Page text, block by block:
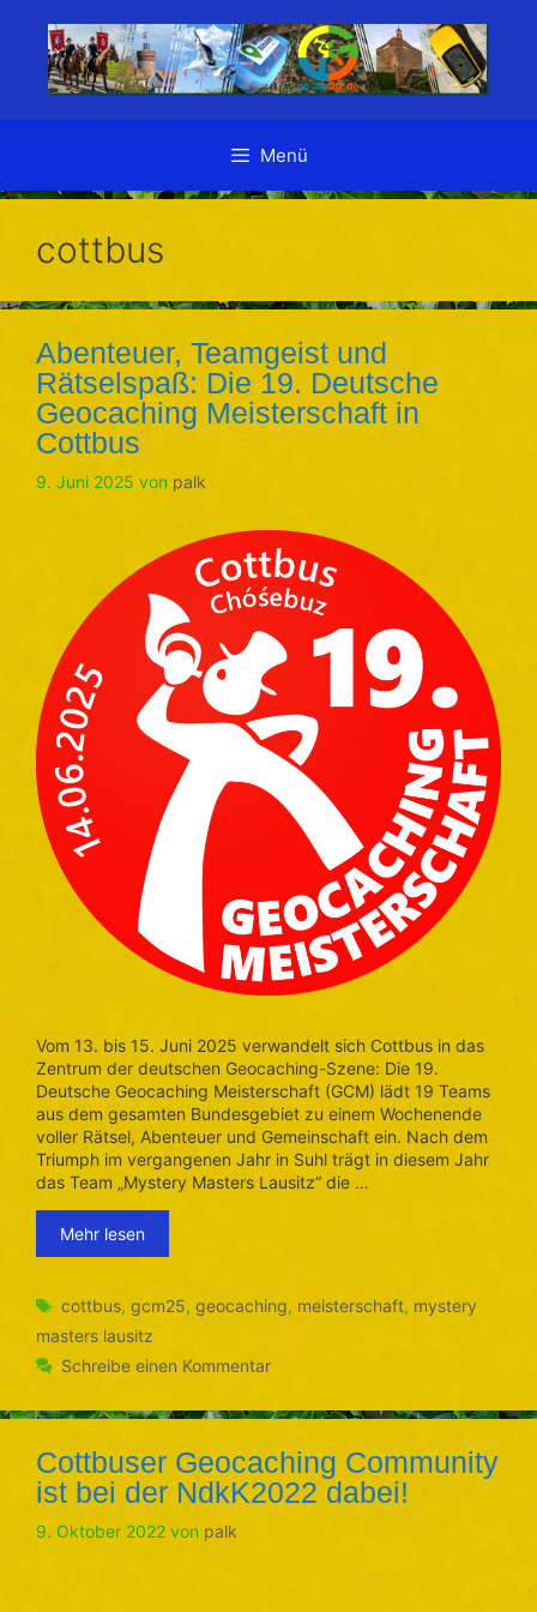
springen
Menü
cottbus
Abenteuer, Teamgeist und
Rätselspaß: Die 19. Deutsche
Geocaching Meisterschaft in
Cottbus
9. Juni 2025 von palk
Vom 13. bis 15. Juni 2025 verwandelt sich Cottbus in das
Zentrum der deutschen Geocaching-Szene: Die 19.
Deutsche Geocaching Meisterschaft (GCM) lädt 19 Teams
aus dem gesamten Bundesgebiet zu einem Wochenende
voller Rätsel, Abenteuer und Gemeinschaft ein. Nach dem
Triumph im vergangenen Jahr in Suhl trägt in diesem Jahr
das Team „Mystery Masters Lausitz“ die …
Mehr lesen
Schlagwörter
cottbus,gcm25,geocaching, meisterschaft, mystery
masters lausitz
Schreibe einen Kommentar
Cottbuser Geocaching Community
ist bei der NdkK2022 dabei!
9. Oktober 2022 von palk